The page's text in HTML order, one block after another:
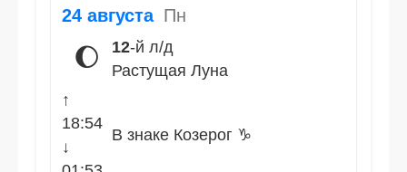
24 августа Пн
🌔 12-й л/д
Растущая Луна
↑
18:54
↓
В знаке Козерог ♑